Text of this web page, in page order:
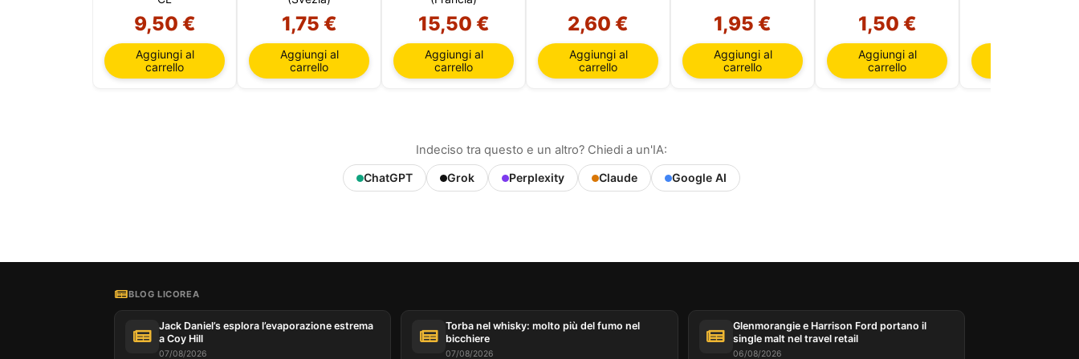
9,50 €
Aggiungi al
carrello
1,75 €
Aggiungi al
carrello
15,50 €
Aggiungi al
carrello
2,60 €
Aggiungi al
carrello
1,95 €
Aggiungi al
carrello
1,50 €
Aggiungi al
carrello
Indeciso tra questo e un altro? Chiedi a un'IA:
ChatGPT Grok Perplexity Claude Google AI
BLOG LICOREA
Jack Daniel’s esplora l’evaporazione estrema
a Coy Hill
07/08/2026
Torba nel whisky: molto più del fumo nel
bicchiere
07/08/2026
Glenmorangie e Harrison Ford portano il
single malt nel travel retail
06/08/2026